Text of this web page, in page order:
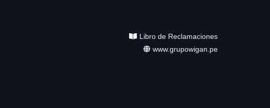
Libro de Reclamaciones
www.grupowigan.pe